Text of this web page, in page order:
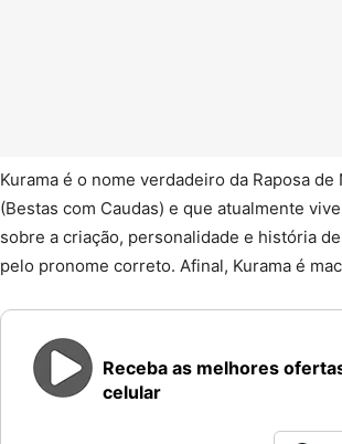
Kurama é o nome verdadeiro da Raposa
(Bestas com Caudas) e que atualmente
sobre a criação, personalidade e história
pelo pronome correto. Afinal, Kurama é
Receba as melhores
celular